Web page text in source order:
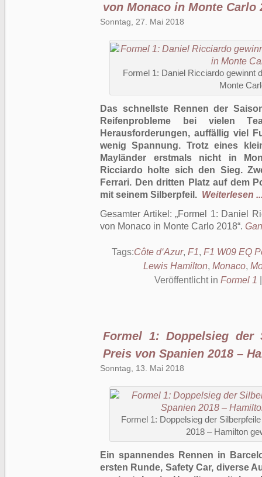
von Monaco in Monte Carlo
Sonntag, 27. Mai 2018
Formel 1: Daniel Ricciardo gewinnt
Monte
Das schnellste Rennen der
Reifenprobleme bei vielen
Herausforderungen, auffällig viel
wenig Spannung. Trotz eines
Mayländer erstmals nicht in
Ricciardo holte sich den Sieg.
Ferrari. Den dritten Platz auf dem
mit seinem Silberpfeil. Weiterlesen
Gesamter Artikel: Formel 1: Daniel
von Monaco in Monte Carlo 2018 .
Tags:Côte d‘Azur, F1, F1 W09 EQ
Lewis Hamilton, Monaco,
Veröffentlicht in Formel 1
Formel 1: Doppelsieg der
Preis von Spanien 2018 –
Sonntag, 13. Mai 2018
Formel 1: Doppelsieg der
2018 – Hamilton
Ein spannendes Rennen in
ersten Runde, Safety Car, diverse